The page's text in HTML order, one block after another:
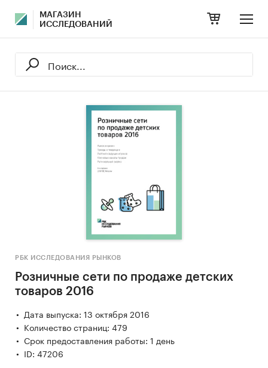
МАГАЗИН
ИССЛЕДОВАНИЙ
РБК ИССЛЕДОВАНИЯ РЫНКОВ
Розничные сети по продаже детских
товаров 2016
Дата выпуска: 13 октября 2016
Количество страниц: 479
Срок предоставления работы: 1 день
ID: 47206